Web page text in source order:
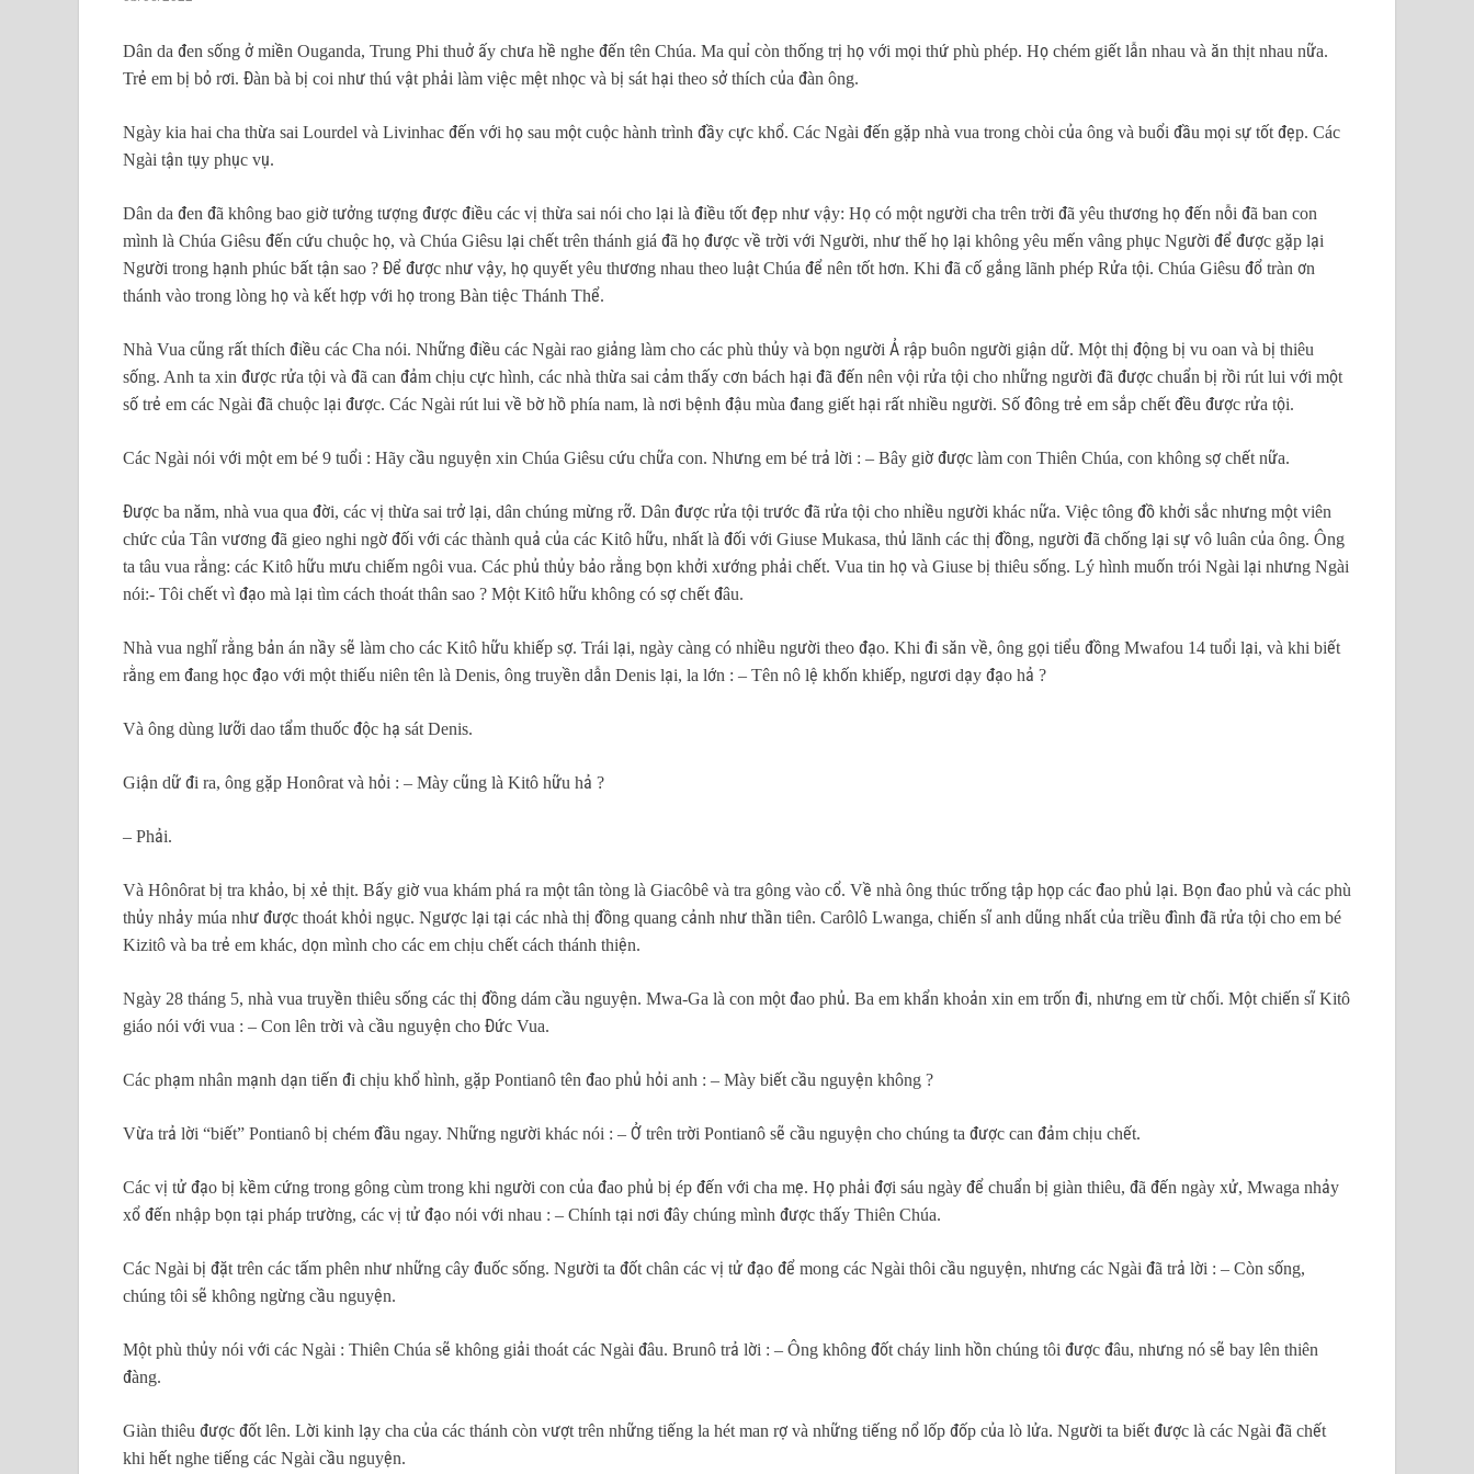
Dân da đen sống ở miền Ouganda, Trung Phi thuở ấy chưa hề nghe đến tên Chúa. Ma quỉ còn thống trị họ với mọi thứ phù phép. Họ chém giết lẫn nhau và ăn thịt nhau nữa.
Trẻ em bị bỏ rơi. Đàn bà bị coi như thú vật phải làm việc mệt nhọc và bị sát hại theo sở thích của đàn ông.
Ngày kia hai cha thừa sai Lourdel và Livinhac đến với họ sau một cuộc hành trình đầy cực khổ. Các Ngài đến gặp nhà vua trong chòi của ông và buổi đầu mọi sự tốt đẹp. Các
Ngài tận tụy phục vụ.
Dân da đen đã không bao giờ tưởng tượng được điều các vị thừa sai nói cho lại là điều tốt đẹp như vậy: Họ có một người cha trên trời đã yêu thương họ đến nỗi đã ban con
mình là Chúa Giêsu đến cứu chuộc họ, và Chúa Giêsu lại chết trên thánh giá đã họ được về trời với Người, như thế họ lại không yêu mến vâng phục Người để được gặp lại
Người trong hạnh phúc bất tận sao ? Để được như vậy, họ quyết yêu thương nhau theo luật Chúa để nên tốt hơn. Khi đã cố gắng lãnh phép Rửa tội. Chúa Giêsu đổ tràn ơn
thánh vào trong lòng họ và kết hợp với họ trong Bàn tiệc Thánh Thể.
Nhà Vua cũng rất thích điều các Cha nói. Những điều các Ngài rao giảng làm cho các phù thủy và bọn người Ả rập buôn người giận dữ. Một thị động bị vu oan và bị thiêu
sống. Anh ta xin được rửa tội và đã can đảm chịu cực hình, các nhà thừa sai cảm thấy cơn bách hại đã đến nên vội rửa tội cho những người đã được chuẩn bị rồi rút lui với một
số trẻ em các Ngài đã chuộc lại được. Các Ngài rút lui về bờ hồ phía nam, là nơi bệnh đậu mùa đang giết hại rất nhiều người. Số đông trẻ em sắp chết đều được rửa tội.
Các Ngài nói với một em bé 9 tuổi : Hãy cầu nguyện xin Chúa Giêsu cứu chữa con. Nhưng em bé trả lời : – Bây giờ được làm con Thiên Chúa, con không sợ chết nữa.
Được ba năm, nhà vua qua đời, các vị thừa sai trở lại, dân chúng mừng rỡ. Dân được rửa tội trước đã rửa tội cho nhiều người khác nữa. Việc tông đồ khởi sắc nhưng một viên
chức của Tân vương đã gieo nghi ngờ đối với các thành quả của các Kitô hữu, nhất là đối với Giuse Mukasa, thủ lãnh các thị đồng, người đã chống lại sự vô luân của ông. Ông
ta tâu vua rằng: các Kitô hữu mưu chiếm ngôi vua. Các phủ thủy bảo rằng bọn khởi xướng phải chết. Vua tin họ và Giuse bị thiêu sống. Lý hình muốn trói Ngài lại nhưng Ngài
nói:- Tôi chết vì đạo mà lại tìm cách thoát thân sao ? Một Kitô hữu không có sợ chết đâu.
Nhà vua nghĩ rằng bản án nầy sẽ làm cho các Kitô hữu khiếp sợ. Trái lại, ngày càng có nhiều người theo đạo. Khi đi săn về, ông gọi tiểu đồng Mwafou 14 tuổi lại, và khi biết
rằng em đang học đạo với một thiếu niên tên là Denis, ông truyền dẫn Denis lại, la lớn : – Tên nô lệ khốn khiếp, ngươi dạy đạo hả ?
Và ông dùng lưỡi dao tẩm thuốc độc hạ sát Denis.
Giận dữ đi ra, ông gặp Honôrat và hỏi : – Mày cũng là Kitô hữu hả ?
– Phải.
Và Hônôrat bị tra khảo, bị xẻ thịt. Bấy giờ vua khám phá ra một tân tòng là Giacôbê và tra gông vào cổ. Về nhà ông thúc trống tập họp các đao phủ lại. Bọn đao phủ và các phù
thủy nhảy múa như được thoát khỏi ngục. Ngược lại tại các nhà thị đồng quang cảnh như thần tiên. Carôlô Lwanga, chiến sĩ anh dũng nhất của triều đình đã rửa tội cho em bé
Kizitô và ba trẻ em khác, dọn mình cho các em chịu chết cách thánh thiện.
Ngày 28 tháng 5, nhà vua truyền thiêu sống các thị đồng dám cầu nguyện. Mwa-Ga là con một đao phủ. Ba em khẩn khoản xin em trốn đi, nhưng em từ chối. Một chiến sĩ Kitô
giáo nói với vua : – Con lên trời và cầu nguyện cho Đức Vua.
Các phạm nhân mạnh dạn tiến đi chịu khổ hình, gặp Pontianô tên đao phủ hỏi anh : – Mày biết cầu nguyện không ?
Vừa trả lời “biết” Pontianô bị chém đầu ngay. Những người khác nói : – Ở trên trời Pontianô sẽ cầu nguyện cho chúng ta được can đảm chịu chết.
Các vị tử đạo bị kềm cứng trong gông cùm trong khi người con của đao phủ bị ép đến với cha mẹ. Họ phải đợi sáu ngày để chuẩn bị giàn thiêu, đã đến ngày xử, Mwaga nhảy
xổ đến nhập bọn tại pháp trường, các vị tử đạo nói với nhau : – Chính tại nơi đây chúng mình được thấy Thiên Chúa.
Các Ngài bị đặt trên các tấm phên như những cây đuốc sống. Người ta đốt chân các vị tử đạo để mong các Ngài thôi cầu nguyện, nhưng các Ngài đã trả lời : – Còn sống,
chúng tôi sẽ không ngừng cầu nguyện.
Một phù thủy nói với các Ngài : Thiên Chúa sẽ không giải thoát các Ngài đâu. Brunô trả lời : – Ông không đốt cháy linh hồn chúng tôi được đâu, nhưng nó sẽ bay lên thiên
đàng.
Giàn thiêu được đốt lên. Lời kinh lạy cha của các thánh còn vượt trên những tiếng la hét man rợ và những tiếng nổ lốp đốp của lò lửa. Người ta biết được là các Ngài đã chết
khi hết nghe tiếng các Ngài cầu nguyện.